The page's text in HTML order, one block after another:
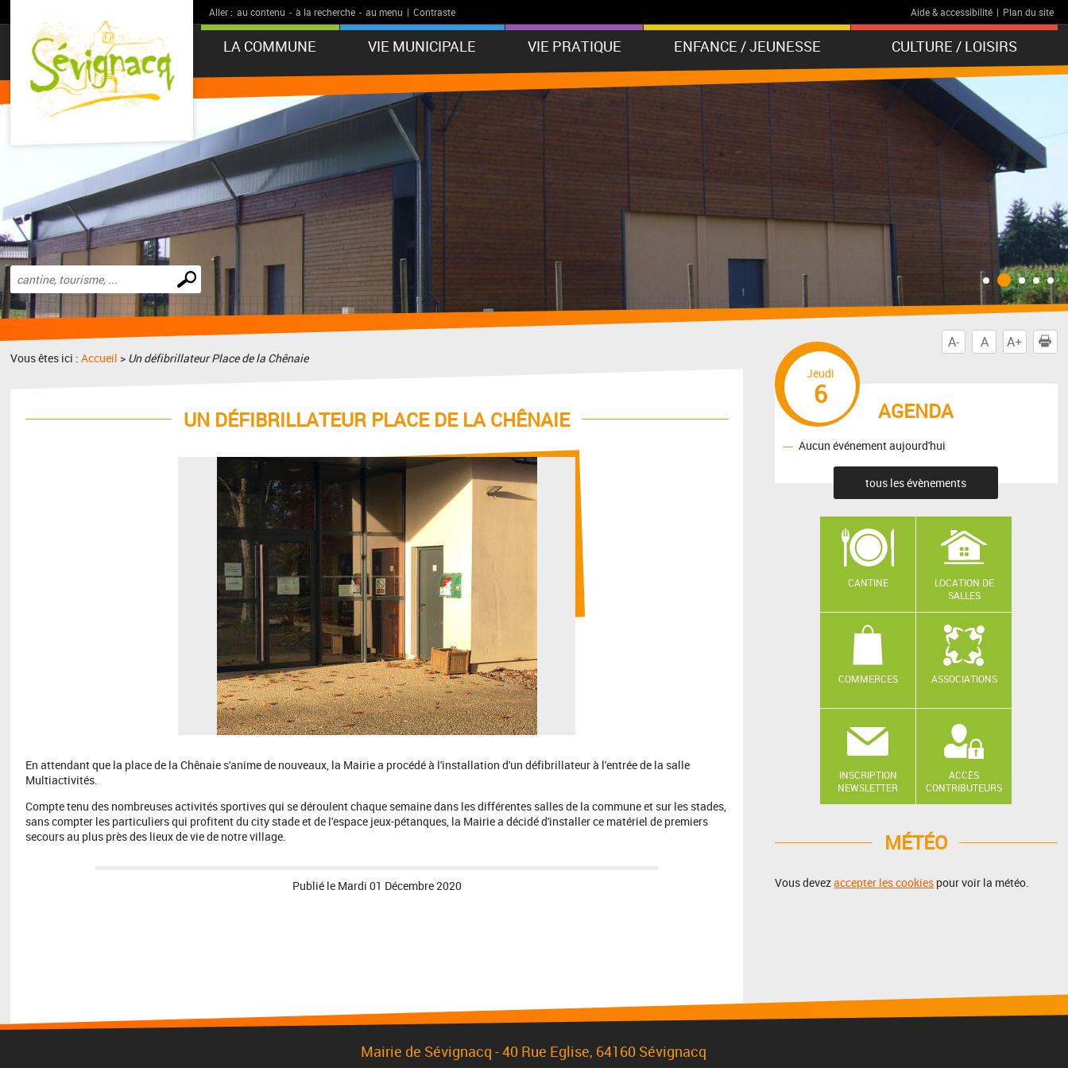
Aller : au contenu - à la recherche - au menu | Contraste Aide & accessibilité | Plan du site
LA COMMUNE VIE MUNICIPALE VIE PRATIQUE ENFANCE / JEUNESSE CULTURE / LOISIRS
Effectuer
une
recherche
A- A A+
Vous êtes ici :Accueil > Un défibrillateur Place de la Chênaie
UN DÉFIBRILLATEUR PLACE DE LA CHÊNAIE
En attendant que la place de la Chênaie s'anime de nouveaux, la Mairie a procédé à l'installation d'un défibrillateur à l'entrée de la salle
Multiactivités.
Compte tenu des nombreuses activités sportives qui se déroulent chaque semaine dans les différentes salles de la commune et sur les stades,
sans compter les particuliers qui profitent du city stade et de l'espace jeux-pétanques, la Mairie a décidé d'installer ce matériel de premiers
secours au plus près des lieux de vie de notre village.
Publié le Mardi 01 Décembre 2020
AGENDA
Jeudi
6
Aucun événement aujourd'hui
tous les évènements
CANTINE
LOCATION DE
SALLES
COMMERCES ASSOCIATIONS
INSCRIPTION
NEWSLETTER
ACCÈS
CONTRIBUTEURS
MÉTÉO
Vous devezaccepter les cookies pour voir la météo.
Mairie de Sévignacq -40 Rue Eglise, 64160 Sévignacq